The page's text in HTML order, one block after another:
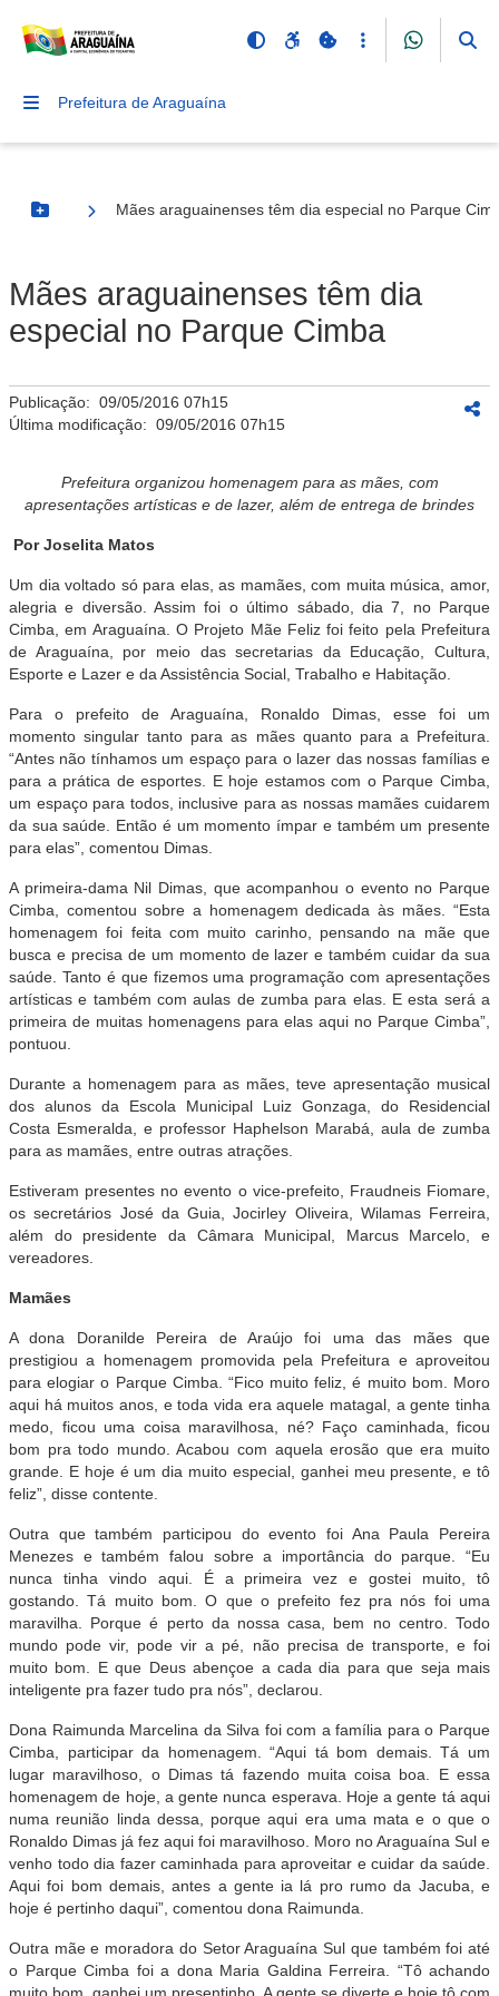
Prefeitura de Araguaína
Botão Menu
Mães araguainenses têm dia especial no Parque
Mães araguainenses têm dia
especial no Parque Cimba
Publicação: 09/05/2016 07h15
Última modificação: 09/05/2016 07h15
Prefeitura organizou homenagem para as mães, com
apresentações artísticas e de lazer, além de entrega de brindes
Por Joselita Matos
Um dia voltado só para elas, as mamães, com muita música, amor,
alegria e diversão. Assim foi o último sábado, dia 7, no Parque
Cimba, em Araguaína. O Projeto Mãe Feliz foi feito pela Prefeitura
de Araguaína, por meio das secretarias da Educação, Cultura,
Esporte e Lazer e da Assistência Social, Trabalho e Habitação.
Para o prefeito de Araguaína, Ronaldo Dimas, esse foi um
momento singular tanto para as mães quanto para a Prefeitura.
“Antes não tínhamos um espaço para o lazer das nossas famílias e
para a prática de esportes. E hoje estamos com o Parque Cimba,
um espaço para todos, inclusive para as nossas mamães cuidarem
da sua saúde. Então é um momento ímpar e também um presente
para elas”, comentou Dimas.
A primeira-dama Nil Dimas, que acompanhou o evento no Parque
Cimba, comentou sobre a homenagem dedicada às mães. “Esta
homenagem foi feita com muito carinho, pensando na mãe que
busca e precisa de um momento de lazer e também cuidar da sua
saúde. Tanto é que fizemos uma programação com apresentações
artísticas e também com aulas de zumba para elas. E esta será a
primeira de muitas homenagens para elas aqui no Parque Cimba”,
pontuou.
Durante a homenagem para as mães, teve apresentação musical
dos alunos da Escola Municipal Luiz Gonzaga, do Residencial
Costa Esmeralda, e professor Haphelson Marabá, aula de zumba
para as mamães, entre outras atrações.
Estiveram presentes no evento o vice-prefeito, Fraudneis Fiomare,
os secretários José da Guia, Jocirley Oliveira, Wilamas Ferreira,
além do presidente da Câmara Municipal, Marcus Marcelo, e
vereadores.
Mamães
A dona Doranilde Pereira de Araújo foi uma das mães que
prestigiou a homenagem promovida pela Prefeitura e aproveitou
para elogiar o Parque Cimba. “Fico muito feliz, é muito bom. Moro
aqui há muitos anos, e toda vida era aquele matagal, a gente tinha
medo, ficou uma coisa maravilhosa, né? Faço caminhada, ficou
bom pra todo mundo. Acabou com aquela erosão que era muito
grande. E hoje é um dia muito especial, ganhei meu presente, e tô
feliz”, disse contente.
Outra que também participou do evento foi Ana Paula Pereira
Menezes e também falou sobre a importância do parque. “Eu
nunca tinha vindo aqui. É a primeira vez e gostei muito, tô
gostando. Tá muito bom. O que o prefeito fez pra nós foi uma
maravilha. Porque é perto da nossa casa, bem no centro. Todo
mundo pode vir, pode vir a pé, não precisa de transporte, e foi
muito bom. E que Deus abençoe a cada dia para que seja mais
inteligente pra fazer tudo pra nós”, declarou.
Dona Raimunda Marcelina da Silva foi com a família para o Parque
Cimba, participar da homenagem. “Aqui tá bom demais. Tá um
lugar maravilhoso, o Dimas tá fazendo muita coisa boa. E essa
homenagem de hoje, a gente nunca esperava. Hoje a gente tá aqui
numa reunião linda dessa, porque aqui era uma mata e o que o
Ronaldo Dimas já fez aqui foi maravilhoso. Moro no Araguaína Sul e
venho todo dia fazer caminhada para aproveitar e cuidar da saúde.
Aqui foi bom demais, antes a gente ia lá pro rumo da Jacuba, e
hoje é pertinho daqui”, comentou dona Raimunda.
Outra mãe e moradora do Setor Araguaína Sul que também foi até
o Parque Cimba foi a dona Maria Galdina Ferreira. “Tô achando